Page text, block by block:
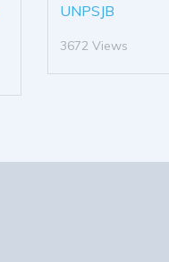
UNPSJB
3672 Views